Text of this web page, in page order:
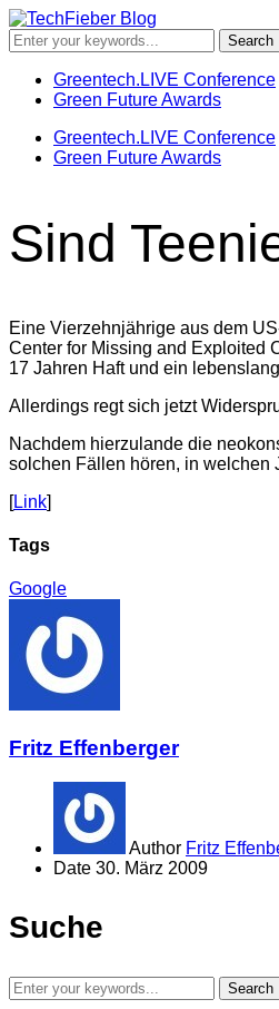
Greentech.LIVE Conference
Green Future Awards
Greentech.LIVE Conference
Green Future Awards
Sind
Eine Vierzehnjährige aus dem
Center for Missing and Exploited
17 Jahren Haft und ein
Allerdings regt sich jetzt
Nachdem hierzulande die
solchen Fällen hören, in welchen
[Link]
Tags
Google
Fritz Effenberger
Author Fritz
Date 30. März 2009
Suche